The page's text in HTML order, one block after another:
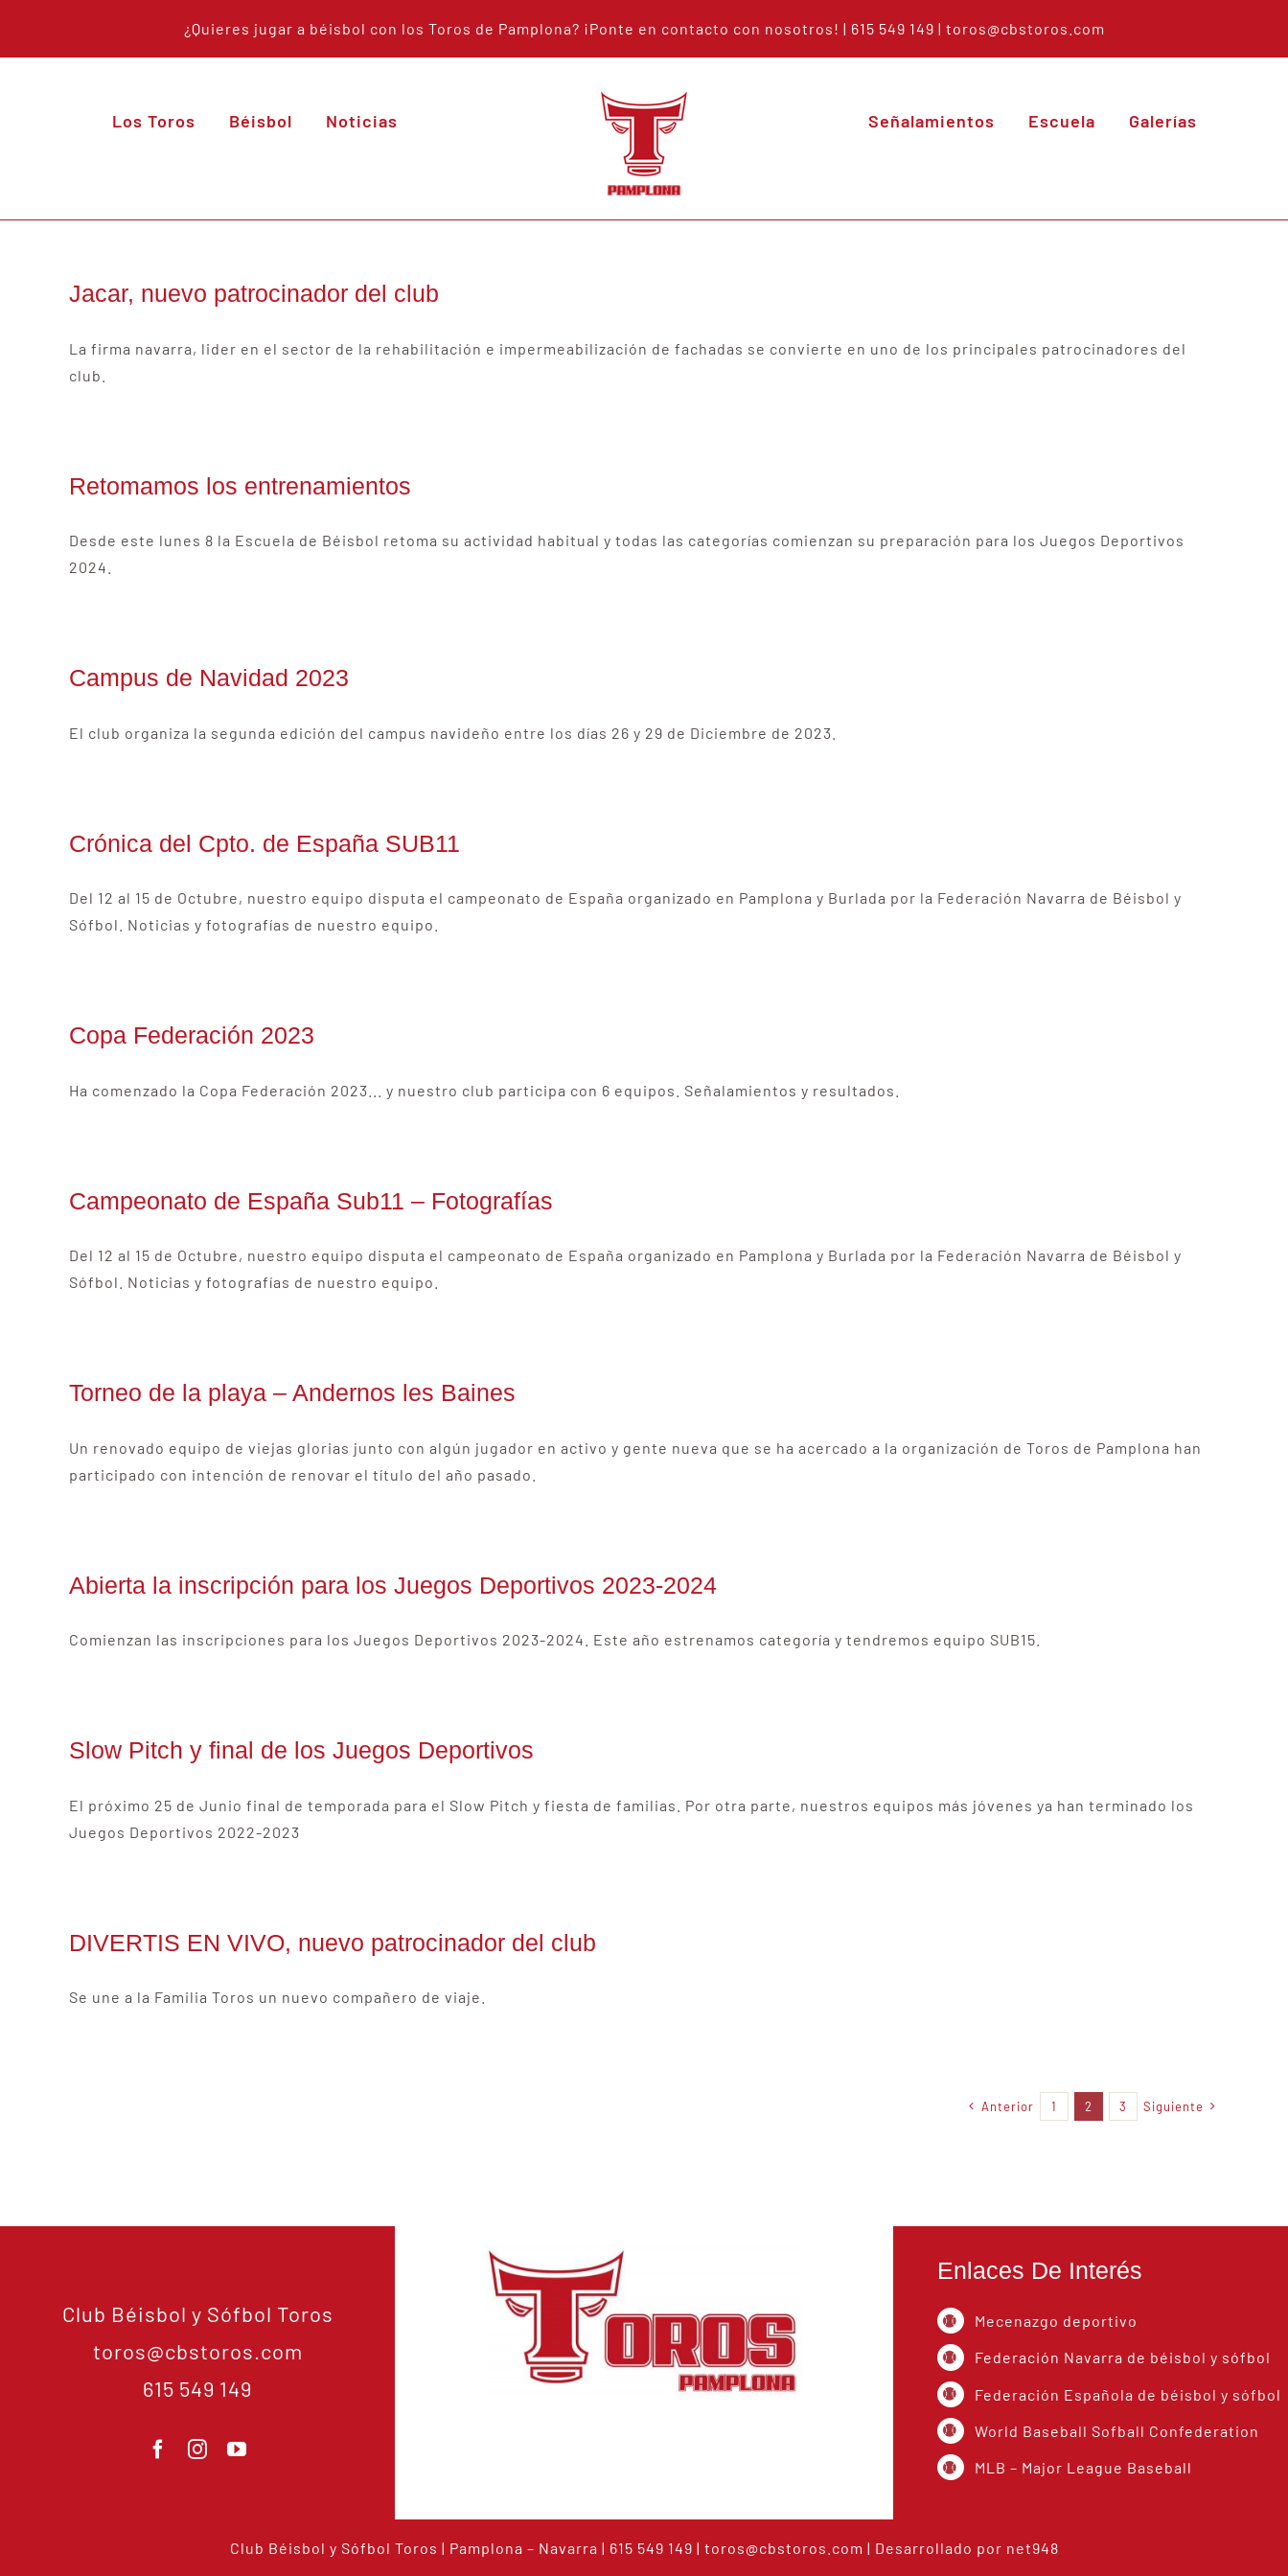
¿Quieres jugar a béisbol con los Toros de Pamplona? ¡Ponte en contacto con nosotros! | 615 549 149 | toros@cbstoros.com
Los Toros Béisbol Noticias Señalamientos Escuela Galerías
Jacar, nuevo patrocinador del club
La firma navarra, lider en el sector de la rehabilitación e impermeabilización de fachadas se convierte en uno de los principales patrocinadores del
club.
Retomamos los entrenamientos
Desde este lunes 8 la Escuela de Béisbol retoma su actividad habitual y todas las categorías comienzan su preparación para los Juegos Deportivos
2024.
Campus de Navidad 2023
El club organiza la segunda edición del campus navideño entre los días 26 y 29 de Diciembre de 2023.
Crónica del Cpto. de España SUB11
Del 12 al 15 de Octubre, nuestro equipo disputa el campeonato de España organizado en Pamplona y Burlada por la Federación Navarra de Béisbol y
Sófbol. Noticias y fotografías de nuestro equipo.
Copa Federación 2023
Ha comenzado la Copa Federación 2023... y nuestro club participa con 6 equipos. Señalamientos y resultados.
Campeonato de España Sub11 – Fotografías
Del 12 al 15 de Octubre, nuestro equipo disputa el campeonato de España organizado en Pamplona y Burlada por la Federación Navarra de Béisbol y
Sófbol. Noticias y fotografías de nuestro equipo.
Torneo de la playa – Andernos les Baines
Un renovado equipo de viejas glorias junto con algún jugador en activo y gente nueva que se ha acercado a la organización de Toros de Pamplona han
participado con intención de renovar el título del año pasado.
Abierta la inscripción para los Juegos Deportivos 2023-2024
Comienzan las inscripciones para los Juegos Deportivos 2023-2024. Este año estrenamos categoría y tendremos equipo SUB15.
Slow Pitch y final de los Juegos Deportivos
El próximo 25 de Junio final de temporada para el Slow Pitch y fiesta de familias. Por otra parte, nuestros equipos más jóvenes ya han terminado los
Juegos Deportivos 2022-2023
DIVERTIS EN VIVO, nuevo patrocinador del club
Se une a la Familia Toros un nuevo compañero de viaje.
Anterior 1 2 3 Siguiente
Club Béisbol y Sófbol Toros
toros@cbstoros.com
615 549 149
Enlaces De Interés
Mecenazgo deportivo
Federación Navarra de béisbol y sófbol
Federación Española de béisbol y sófbol
World Baseball Sofball Confederation
MLB – Major League Baseball
Club Béisbol y Sófbol Toros | Pamplona – Navarra | 615 549 149 | toros@cbstoros.com | Desarrollado por net948